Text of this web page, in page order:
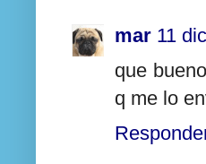
mar 11
que
q me lo